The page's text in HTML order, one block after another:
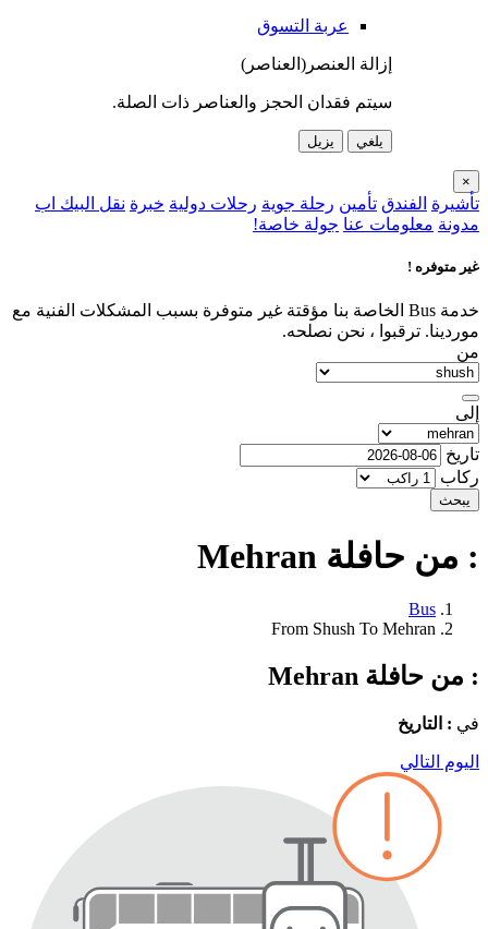
عربة التسوق
إزالة العنصر(العناصر)
سيتم فقدان الحجز والعناصر ذات الصلة.
يلغي يزيل
×
تأشيرة الفندق تأمين رحلة جوية رحلات دولية خبرة نقل البيك اب
مدونة معلومات عنا جولة خاصة!
غير متوفره !
خدمة Bus الخاصة بنا مؤقتة غير متوفرة بسبب المشكلات الفنية مع
موردينا. ترقبوا ، نحن نصلحه.
من
إلى
تاريخ
ركاب
يبحث
: من حافلة Mehran
Bus
From Shush To Mehran
: من حافلة Mehran
في : التاريخ
اليوم التالي